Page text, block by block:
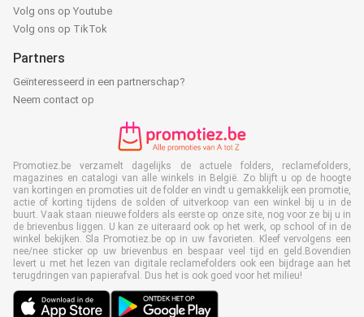
Volg ons op Youtube
Volg ons op TikTok
Partners
Geïnteresseerd in een partnerschap?
Neem contact op
Promotiez.be verzamelt dagelijks de actuele folders, reclamefolders,
magazines en catalogi van alle winkels in België. Zo blijft u op de hoogte
van kortingen en promoties uit de folder en vindt u gemakkelijk een promotie,
actie of korting tijdens de solden of uitverkoop van een winkel bij u in de
buurt. Vaak staan nieuwe folders als eerste op onze site, nog voor ze bij u in
de brievenbus liggen. U kan ze uiteraard ook op het werk, op school of in de
winkel bekijken. Sla Promotiez.be op in uw favorieten. Kleef vervolgens een
nee/nee sticker op uw brievenbus en bespaar veel tijd en geld.Bovendien
levert u met het lezen van digitale reclamefolders ook een bijdrage aan het
terugdringen van papierafval. Dus het is ook goed voor het milieu!